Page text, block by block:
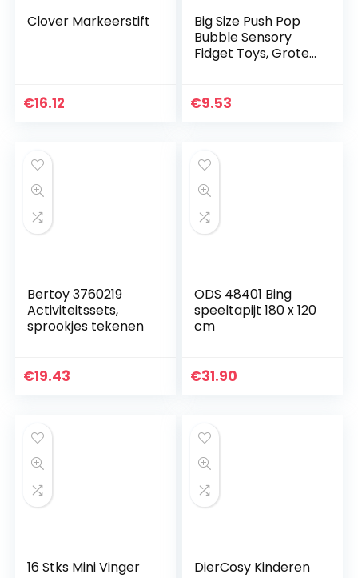
Clover Markeerstift
€16.12
Big Size Push Pop
Bubble Sensory
Fidget Toys, Grote
pops Giant Stress
€9.53
Bertoy 3760219
Activiteitssets,
sprookjes tekenen
€19.43
ODS 48401 Bing
speeltapijt 180 x 120
cm
€31.90
16 Stks Mini Vinger
DierCosy Kinderen